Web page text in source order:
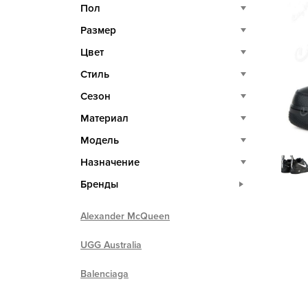
Пол
Размер
Цвет
Стиль
Сезон
Материал
Модель
Назначение
Бренды
Alexander McQueen
UGG Australia
Balenciaga